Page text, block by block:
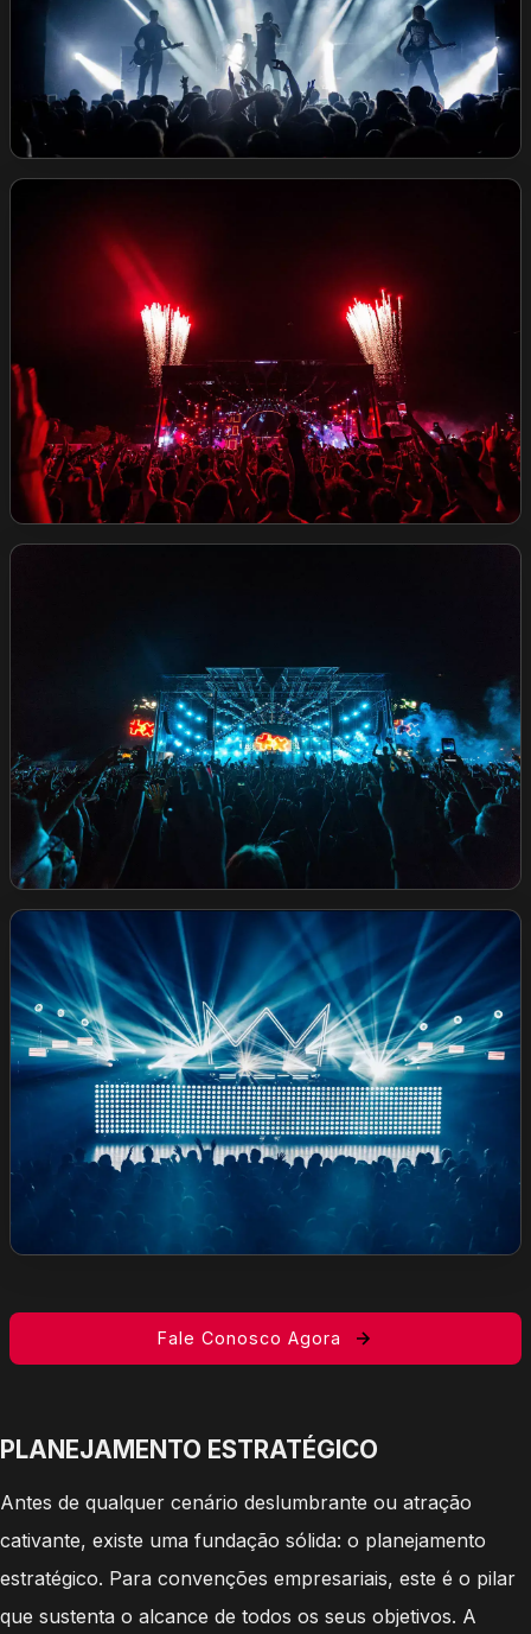
Fale Conosco Agora
PLANEJAMENTO ESTRATÉGICO
Antes de qualquer cenário deslumbrante ou atração
cativante, existe uma fundação sólida: o planejamento
estratégico. Para convenções empresariais, este é o pilar
que sustenta o alcance de todos os seus objetivos. A